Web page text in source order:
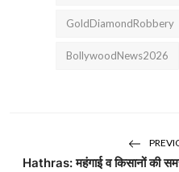
GoldDiamondRobbery
BollywoodNews2026
Hathras: महंगाई व किसानों की